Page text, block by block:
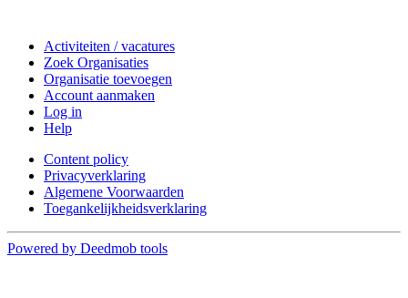
Activiteiten / vacatures
Zoek Organisaties
Organisatie toevoegen
Account aanmaken
Log in
Help
Content policy
Privacyverklaring
Algemene Voorwaarden
Toegankelijkheidsverklaring
Powered by Deedmob tools